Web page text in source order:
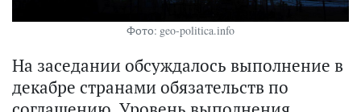
Фото: geo-politica.info
На заседании обсуждалось выполнение в
декабре странами обязательств по